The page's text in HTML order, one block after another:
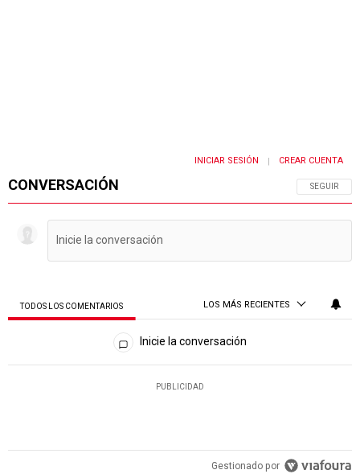
CONVERSACIÓN SIGA ESTA
SEGUIR
INICIAR SESIÓN | CREAR CUENTA
TODOS LOS COMENTARIOS LOS MÁS RECIENTES
Todos los comentarios
Inicie la conversación
PUBLICIDAD
Gestionado por